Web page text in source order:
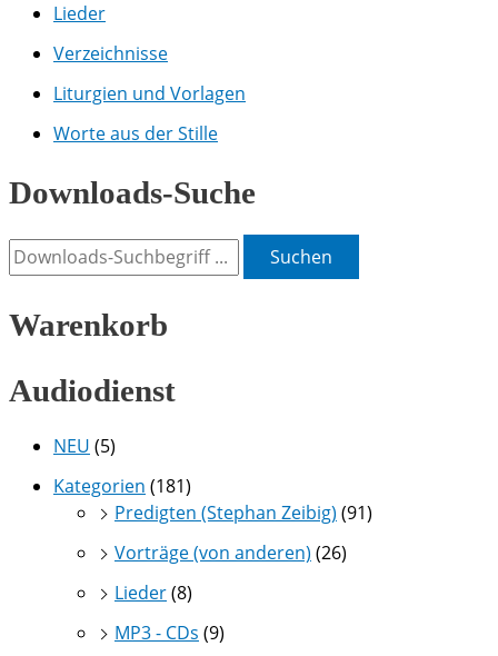
Lieder
Verzeichnisse
Liturgien und Vorlagen
Worte aus der Stille
Downloads-Suche
Suchen
Warenkorb
Audiodienst
NEU (5)
Kategorien (181)
Predigten (Stephan Zeibig) (91)
Vorträge (von anderen) (26)
Lieder(8)
MP3 - CDs (9)